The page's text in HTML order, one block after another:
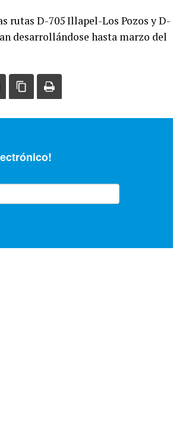
rutas D-705 Illapel-Los Pozos y D-
desarrollándose hasta marzo del